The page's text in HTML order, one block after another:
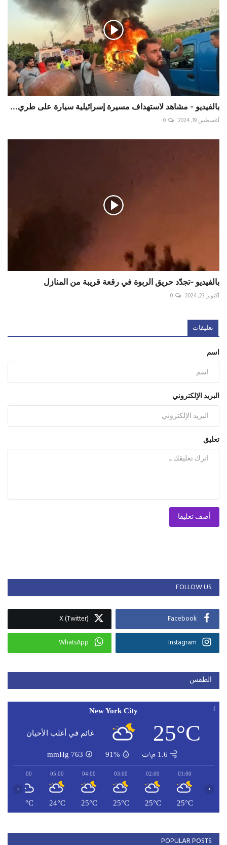
بالفيديو - مشاهد لاستهداف مسيرة إسرائيلية سيارة على طري...
أغسطس 19, 2024 0
بالفيديو -تجدّد حريق ‎الربوة في رقعة قريبة من المنازل
أكتوبر 23, 2024 0
تعليقات
اسم
البريد الإلكتروني
تعليق
أضف تعليقا
FOLLOW US
Facebook
X (Twitter)
Instagram
WhatsApp
الطقس
New York City
25°C غائم في أغلب الأحيان
1.6 م\ث 91%
763
mmHg
01:00
25°C
02:00
25°C
03:00
25°C
04:00
25°C
05:00
24°C
06:00
24°C
‹ ›
POPULAR POSTS